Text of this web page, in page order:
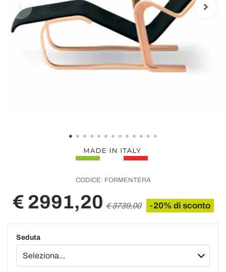
CODICE: FORMENTERA
€ 2991,20 € 3739,00 -20% di sconto
Seduta